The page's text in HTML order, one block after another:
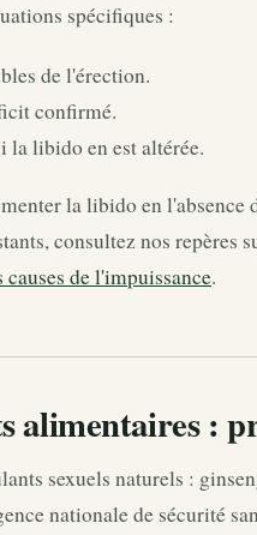
spécifiques :
de l'érection.
confirmé.
la libido en est altérée.
la libido en l'absence
consultez nos repères
causes de l'impuissance.
alimentaires :
sexuels naturels :
nationale de sécurité